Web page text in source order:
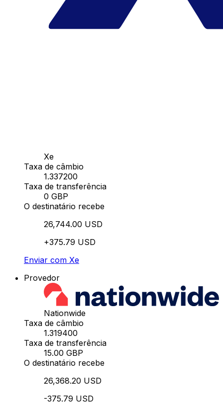
Xe
Taxa de câmbio
1.337200
Taxa de transferência
0 GBP
O destinatário recebe
26,744.00 USD
+375.79 USD
Enviar com Xe
Provedor
Nationwide
Taxa de câmbio
1.319400
Taxa de transferência
15.00 GBP
O destinatário recebe
26,368.20 USD
-375.79 USD